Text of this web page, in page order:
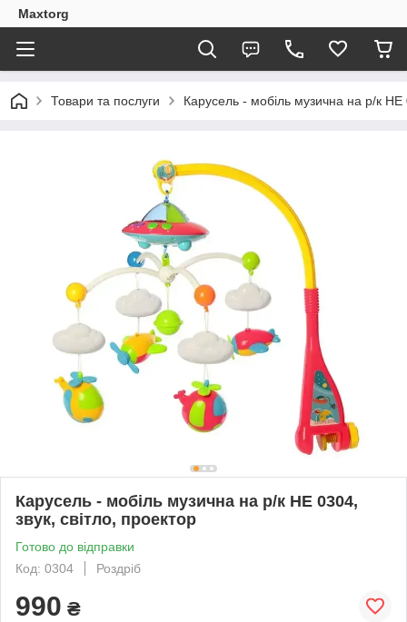
Maxtorg
Товари та послуги Карусель - мобіль музична на р/к HE
Карусель - мобіль музична на р/к HE 0304,
звук, світло, проектор
Готово до відправки
Код: 0304
Роздріб
990 ₴